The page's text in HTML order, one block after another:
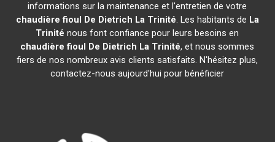
informations sur la maintenance et l'entretien de votre
chaudière fioul De Dietrich La Trinité. Les habitants de La
Trinité nous font confiance pour leurs besoins en
chaudière fioul De Dietrich La Trinité, et nous sommes
fiers de nos nombreux avis clients satisfaits. N'hésitez plus,
contactez-nous aujourd'hui pour bénéficier